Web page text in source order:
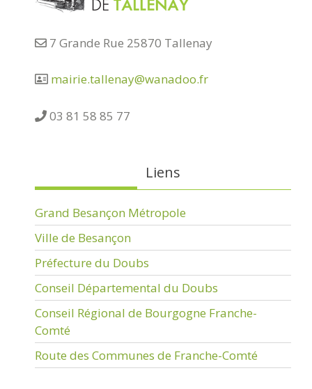
7 Grande Rue 25870 Tallenay
mairie.tallenay@wanadoo.fr
03 81 58 85 77
Liens
Grand Besançon Métropole
Ville de Besançon
Préfecture du Doubs
Conseil Départemental du Doubs
Conseil Régional de Bourgogne Franche-
Comté
Route des Communes de Franche-Comté